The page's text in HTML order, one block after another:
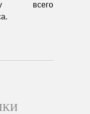
всего